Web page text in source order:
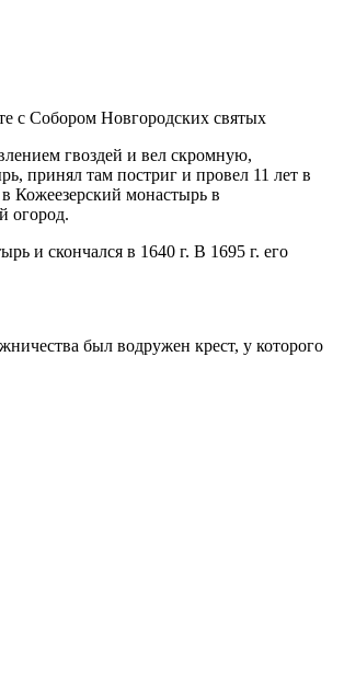
с Собором Новгородских святых
гвоздей и вел скромную,
принял там постриг и провел 11 лет в
Кожеезерский монастырь в
огород.
и скончался в 1640 г. В 1695 г. его
был водружен крест, у которого